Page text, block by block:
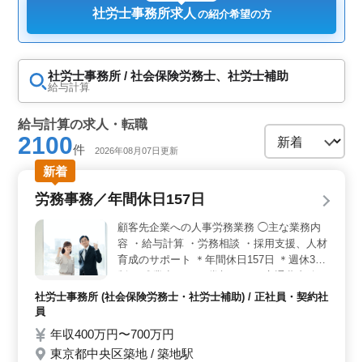
社労士事務所求人 の紹介希望の方
社労士事務所 / 社会保険労務士、社労士補助
給与計算
給与計算の求人・転職
2100件 2026年08月07日更新
新着
労務事務／年間休日157日
顧客先企業への人事労務業務 ◯主な業務内
容 ・給与計算 ・労務相談 ・採用支援、人材
育成のサポート ＊年間休日157日 ＊週休3日
＊駅チカ クライアントを安心しておまかせ
社労士事務所 (社会保険労務士・社労士補助) / 正社員・契約社
員
年収400万円〜700万円
東京都中央区築地 / 築地駅